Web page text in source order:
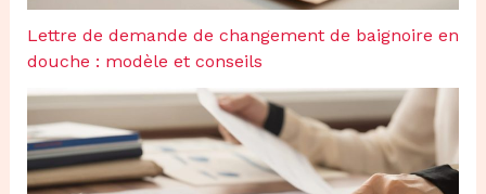
Lettre de demande de changement de baignoire en
douche : modèle et conseils